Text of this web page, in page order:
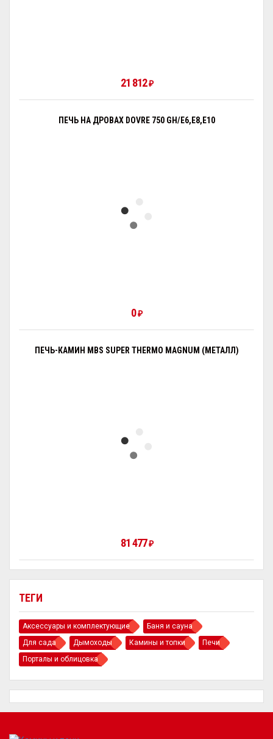
ТЕГИ
Аксессуары и комплектующие
Баня и сауна
Для сада
Дымоходы Камины и топки
Печи
Порталы и облицовка
21 812₽
ПЕЧЬ НА ДРОВАХ DOVRE 750 GH/E6,E8,E10
0₽
ПЕЧЬ-КАМИН MBS SUPER THERMO MAGNUM (МЕТАЛЛ)
81 477₽